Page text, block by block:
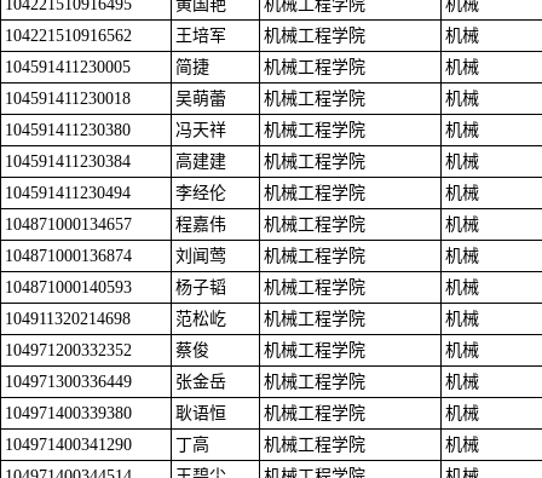
104221510916495
黄国艳 机械工程学院
机械
104221510916562
王培军 机械工程学院
机械
104591411230005
简捷 机械工程学院
机械
104591411230018
吴萌蕾 机械工程学院
机械
104591411230380
冯天祥 机械工程学院
机械
104591411230384
高建建 机械工程学院
机械
104591411230494
李经伦 机械工程学院
机械
104871000134657
程嘉伟 机械工程学院
机械
104871000136874
刘闻莺 机械工程学院
机械
104871000140593
杨子韬 机械工程学院
机械
104911320214698
范松屹 机械工程学院
机械
104971200332352
蔡俊 机械工程学院
机械
104971300336449
张金岳 机械工程学院
机械
104971400339380
耿语恒 机械工程学院
机械
104971400341290
丁高 机械工程学院
机械